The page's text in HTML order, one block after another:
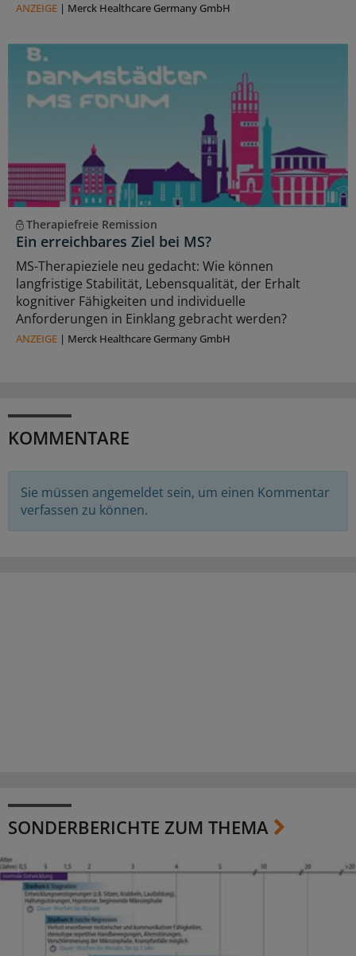
ANZEIGE | Merck Healthcare Germany GmbH
Therapiefreie Remission
Ein erreichbares Ziel bei MS?
MS-Therapieziele neu gedacht: Wie können
langfristige Stabilität, Lebensqualität, der Erhalt
kognitiver Fähigkeiten und individuelle
Anforderungen in Einklang gebracht werden?
ANZEIGE | Merck Healthcare Germany GmbH
KOMMENTARE
Sie müssen angemeldet sein, um einen Kommentar
verfassen zu können.
SONDERBERICHTE ZUM THEMA